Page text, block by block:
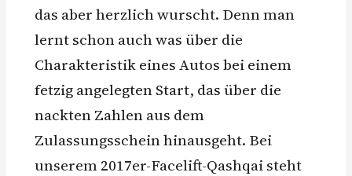
das aber herzlich wurscht. Denn man
lernt schon auch was über die
Charakteristik eines Autos bei einem
fetzig angelegten Start, das über die
nackten Zahlen aus dem
Zulassungsschein hinausgeht. Bei
unserem 2017er-Facelift-Qashqai steht